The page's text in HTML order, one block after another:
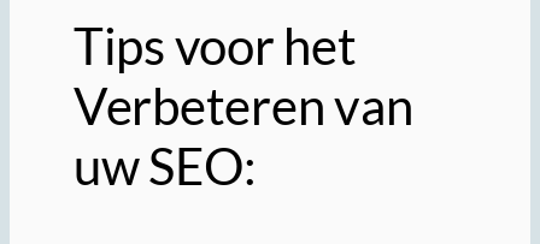
Tips voor het
Verbeteren van
uw SEO: